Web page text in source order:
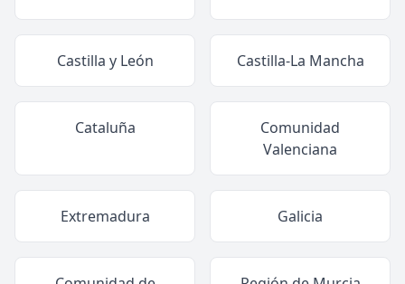
Castilla y León Castilla-La Mancha
Cataluña
Comunidad
Valenciana
Extremadura Galicia